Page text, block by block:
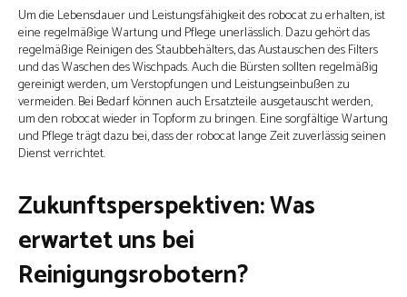
Um die Lebensdauer und Leistungsfähigkeit des robocat zu erhalten, ist
eine regelmäßige Wartung und Pflege unerlässlich. Dazu gehört das
regelmäßige Reinigen des Staubbehälters, das Austauschen des Filters
und das Waschen des Wischpads. Auch die Bürsten sollten regelmäßig
gereinigt werden, um Verstopfungen und Leistungseinbußen zu
vermeiden. Bei Bedarf können auch Ersatzteile ausgetauscht werden,
um den robocat wieder in Topform zu bringen. Eine sorgfältige Wartung
und Pflege trägt dazu bei, dass der robocat lange Zeit zuverlässig seinen
Dienst verrichtet.
Zukunftsperspektiven: Was
erwartet uns bei
Reinigungsrobotern?